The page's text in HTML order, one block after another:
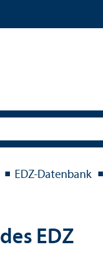
EDZ-Datenbank
EDZ